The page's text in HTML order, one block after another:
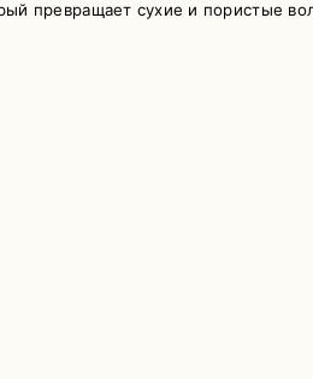
превращает сухие и пористые